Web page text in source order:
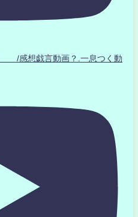
/感想戯言動画？.一息つく動